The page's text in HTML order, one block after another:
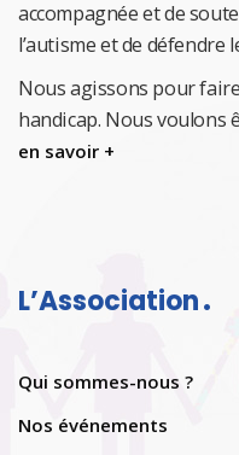
accompagnée et de
l’autisme et de défendre
Nous agissons pour
handicap. Nous voulons
en savoir +
L’Association
Qui sommes-nous ?
Nos événements